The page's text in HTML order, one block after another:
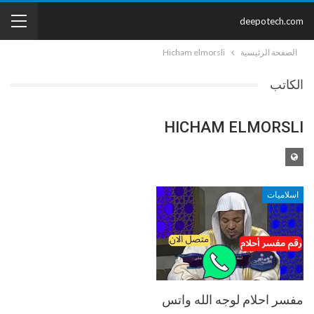
deepotech.com
الصفحة الرئيسية Hicham elmorsli
الكاتب
HICHAM ELMORSLI
اسلاميات
مفسر احلام لوجه الله واتس